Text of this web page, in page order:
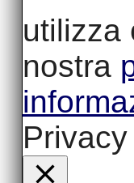
utilizza
nostra